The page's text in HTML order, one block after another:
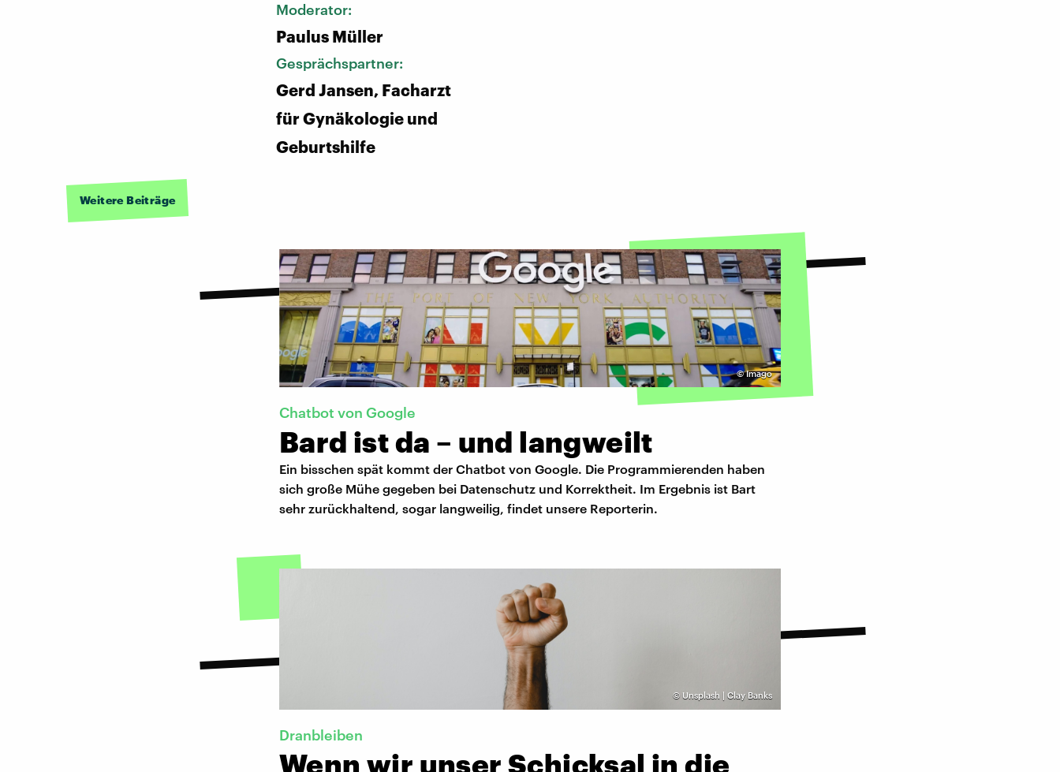
Moderator:
Paulus Müller
Gesprächspartner:
Gerd Jansen, Facharzt
für Gynäkologie und
Geburtshilfe
Weitere Beiträge
©Imago
Chatbot von Google
Bard ist da – und langweilt
Ein bisschen spät kommt der Chatbot von Google. Die Programmierenden haben
sich große Mühe gegeben bei Datenschutz und Korrektheit. Im Ergebnis ist Bart
sehr zurückhaltend, sogar langweilig, findet unsere Reporterin.
© Unsplash | Clay Banks
Dranbleiben
Wenn wir unser Schicksal in die